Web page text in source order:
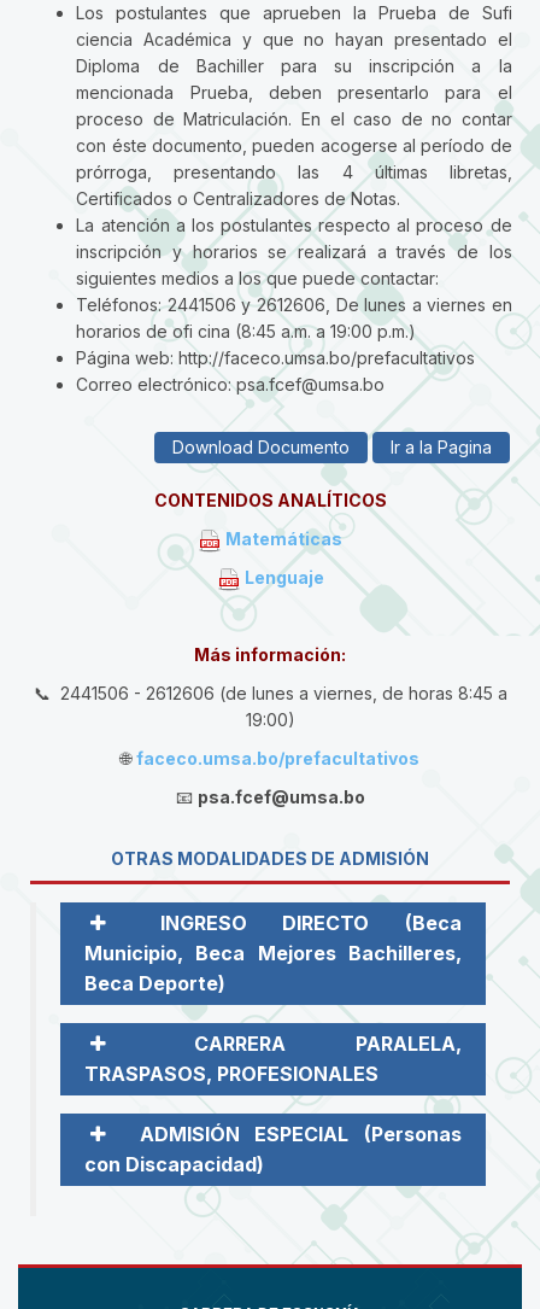
Los postulantes que aprueben la Prueba de Sufi
ciencia Académica y que no hayan presentado el
Diploma de Bachiller para su inscripción a la
mencionada Prueba, deben presentarlo para el
proceso de Matriculación. En el caso de no contar
con éste documento, pueden acogerse al período de
prórroga, presentando las 4 últimas libretas,
Certificados o Centralizadores de Notas.
La atención a los postulantes respecto al proceso de
inscripción y horarios se realizará a través de los
siguientes medios a los que puede contactar:
Teléfonos: 2441506 y 2612606, De lunes a viernes en
horarios de ofi cina (8:45 a.m. a 19:00 p.m.)
Página web: http://faceco.umsa.bo/prefacultativos
Correo electrónico: psa.fcef@umsa.bo
Download Documento Ir a la Pagina
CONTENIDOS ANALÍTICOS
Matemáticas
Lenguaje
Más información:
📞 2441506 - 2612606 (de lunes a viernes, de horas 8:45 a
19:00)
🌐faceco.umsa.bo/prefacultativos
📧 psa.fcef@umsa.bo
OTRAS MODALIDADES DE ADMISIÓN
INGRESO DIRECTO (Beca
Municipio, Beca Mejores Bachilleres,
Beca Deporte)
CARRERA PARALELA,
TRASPASOS, PROFESIONALES
ADMISIÓN ESPECIAL (Personas
con Discapacidad)